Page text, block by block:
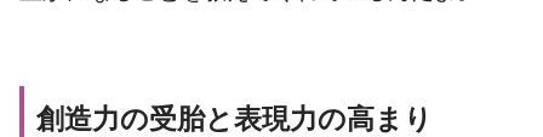
創造力の受胎と表現力の高まり